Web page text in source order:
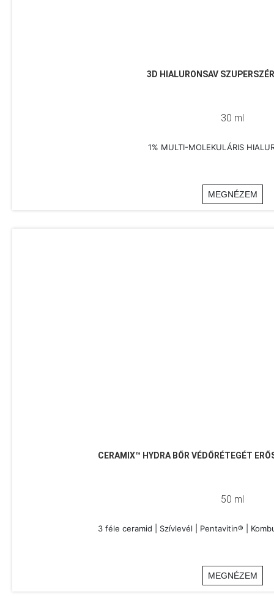
3D HIALURONSAV
30 ml
1% MULTI-MOLEKULÁRIS
MEGNÉZEM
CERAMIX™ HYDRA BŐR VÉDŐRÉTEGÉT
50 ml
3 féle ceramid | Szívlevél | Pentavitin® |
MEGNÉZEM